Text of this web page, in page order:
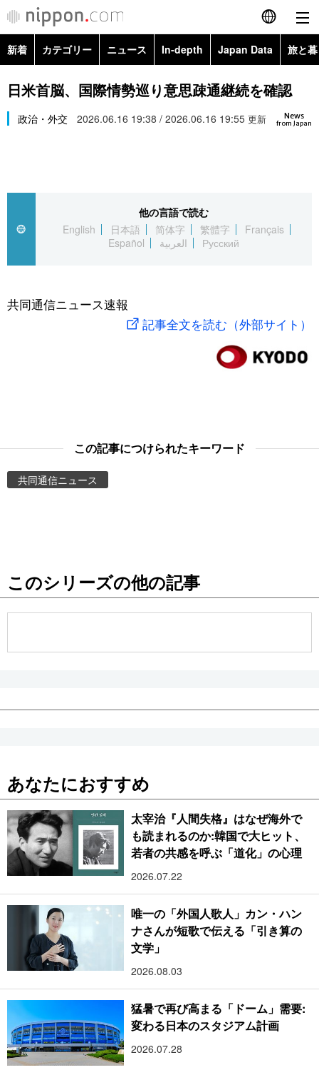
English
简体字
繁體字
العربية
社会
旅と暮らし
東京
新着 カテゴリー ニュース In-depth Japan Data 旅と
政治・外交
経済・ビジネス
社会
文化
科学・技術
暮らし
Topics
Images
お知らせ
日米首脳、国際情勢巡り意思疎通継続を確認
News
from Japan
政治・外交 2026.06.16 19:38 / 2026.06.16 19:55 更新
他の言語で読む
English
日本語 简体字 繁體字
Français
Español
العربية Русский
共同通信ニュース速報
記事全文を読む（外部サイト）
この記事につけられたキーワード
共同通信ニュース
このシリーズの他の記事
あなたにおすすめ
太宰治『人間失格』はなぜ海外で
も読まれるのか:韓国で大ヒット、
若者の共感を呼ぶ「道化」の心理
2026.07.22
唯一の「外国人歌人」カン・ハン
ナさんが短歌で伝える「引き算の
文学」
2026.08.03
猛暑で再び高まる「ドーム」需要:
変わる日本のスタジアム計画
2026.07.28